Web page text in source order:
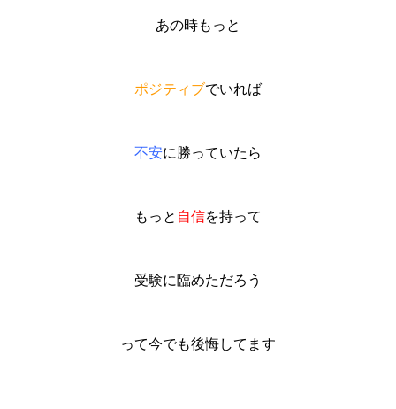
あの時もっと
ポジティブでいれば
不安に勝っていたら
もっと 自信を持って
受験に臨めただろう
って今でも後悔してます